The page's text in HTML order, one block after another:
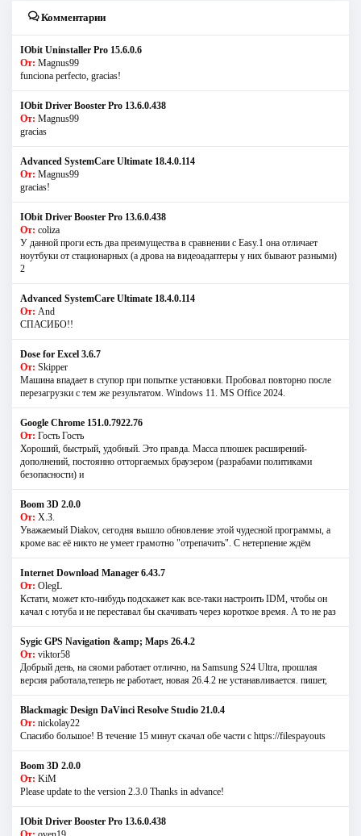
Комментарии
IObit Uninstaller Pro 15.6.0.6
От: Magnus99
funciona perfecto, gracias!
IObit Driver Booster Pro 13.6.0.438
От: Magnus99
gracias
Advanced SystemCare Ultimate 18.4.0.114
От: Magnus99
gracias!
IObit Driver Booster Pro 13.6.0.438
От: coliza
У данной проги есть два преимущества в сравнении с Easy.1 она отличает
ноутбуки от стационарных (а дрова на видеоадаптеры у них бывают разными)
2
Advanced SystemCare Ultimate 18.4.0.114
От: And
СПАСИБО!!
Dose for Excel 3.6.7
От: Skipper
Машина впадает в ступор при попытке установки. Пробовал повторно после
перезагрузки с тем же результатом. Windows 11. MS Offiсe 2024.
Google Chrome 151.0.7922.76
От: Гость Гость
Хороший, быстрый, удобный. Это правда. Масса плюшек расширений-
дополнений, постоянно отторгаемых браузером (разрабами политиками
безопасности) и
Boom 3D 2.0.0
От: Х.З.
Уважаемый Diakov, сегодня вышло обновление этой чудесной программы, а
кроме вас её никто не умеет грамотно "отрепачить". С нетерпение ждём
Internet Download Manager 6.43.7
От: OlegL
Кстати, может кто-нибудь подскажет как все-таки настроить IDM, чтобы он
качал с ютуба и не переставал бы скачивать через короткое время. А то не раз
Sygic GPS Navigation &amp; Maps 26.4.2
От: viktor58
Добрый день, на сяоми работает отлично, на Samsung S24 Ultra, прошлая
версия работала,теперь не работает, новая 26.4.2 не устанавливается. пишет,
Blackmagic Design DaVinci Resolve Studio 21.0.4
От: nickolay22
Спасибо большое! В течение 15 минут скачал обе части с https://filespayouts
Boom 3D 2.0.0
От: KiM
Please update to the version 2.3.0 Thanks in advance!
IObit Driver Booster Pro 13.6.0.438